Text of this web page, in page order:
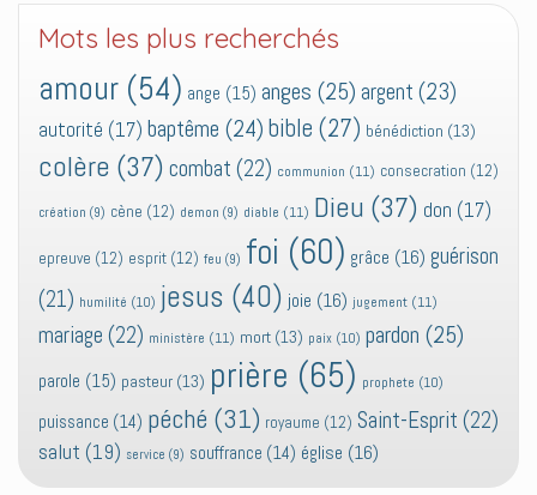
Mots les plus recherchés
amour (54) ange (15) anges (25) argent (23)
autorité (17) baptême (24) bible (27) bénédiction (13)
colère (37) combat (22) communion (11) consecration (12)
création (9) cène (12) demon (9) diable (11) Dieu (37) don (17)
epreuve (12) esprit (12) feu (9) foi (60) grâce (16) guérison
(21) humilité (10) jesus (40) joie (16) jugement (11)
mariage (22) ministère (11) mort (13) paix (10) pardon (25)
parole (15) pasteur (13) prière (65) prophete (10)
puissance (14) péché (31) royaume (12) Saint-Esprit (22)
salut (19) service (9) souffrance (14) église (16)